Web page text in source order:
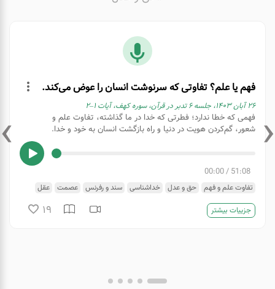
فهم یا علم؟ تفاوتی که سرنوشت انسان را عوض می‌کند.
۲۶ آبان ۱۴۰۳، جلسه ۶ تدبر در قرآن، سوره کهف، آیات ۱–۲
فهمی که خطا ندارد؛ فطرتی که خدا در ما گذاشته، تفاوت علم و
شعور، گم‌کردن هویت در دنیا و راه بازگشت انسان به خود و خدا.
51:08
/
00:00
تفاوت علم و فهم حق و عدل خداشناسی سند و رفرنس عصمت
عقل
فطرت
فهم نگاه عدل بین
جزییات بیشتر 19
‹
›